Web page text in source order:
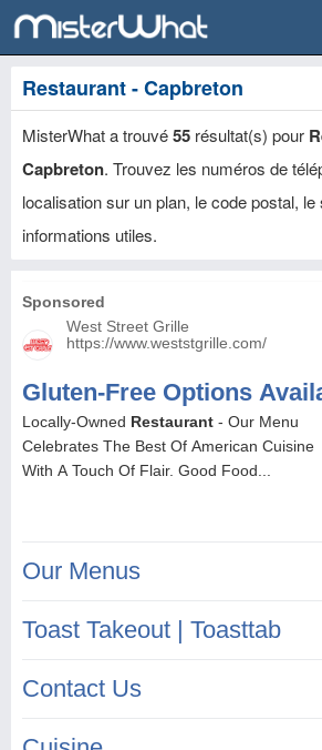
Restaurant - Capbreton
MisterWhat a trouvé55 résultat(s) pour
Capbreton. Trouvez les numéros de
localisation sur un plan, le code postal,
informations utiles.